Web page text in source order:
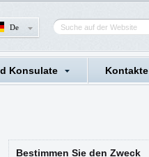
De
Konsulate Kontakte
Bestimmen Sie den Zweck